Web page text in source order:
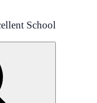
School